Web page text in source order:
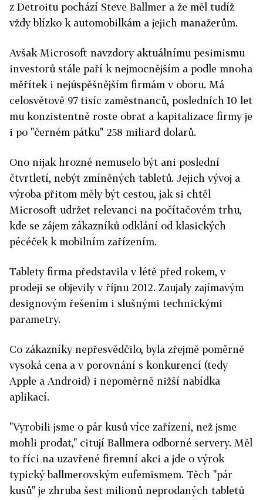
z Detroitu pochází Steve Ballmer a že měl tudíž
vždy blízko k automobilkám a jejich manažerům.
Avšak Microsoft navzdory aktuálnímu pesimismu
investorů stále paří k nejmocnějším a podle mnoha
měřítek i nejúspěšnějším firmám v oboru. Má
celosvětově 97 tisíc zaměstnanců, posledních 10 let
mu konzistentně roste obrat a kapitalizace firmy je
i po "černém pátku" 258 miliard dolarů.
Ono nijak hrozné nemuselo být ani poslední
čtvrtletí, nebýt zmíněných tabletů. Jejich vývoj a
výroba přitom měly být cestou, jak si chtěl
Microsoft udržet relevanci na počítačovém trhu,
kde se zájem zákazníků odklání od klasických
pécéček k mobilním zařízením.
Tablety firma představila v létě před rokem, v
prodeji se objevily v říjnu 2012. Zaujaly zajímavým
designovým řešením i slušnými technickými
parametry.
Co zákazníky nepřesvědčilo, byla zřejmě poměrně
vysoká cena a v porovnání s konkurencí (tedy
Apple a Android) i nepoměrně nižší nabídka
aplikací.
"Vyrobili jsme o pár kusů více zařízení, než jsme
mohli prodat," citují Ballmera odborné servery. Měl
to říci na uzavřené firemní akci a jde o výrok
typický ballmerovským eufemismem. Těch "pár
kusů" je zhruba šest milionů neprodaných tabletů